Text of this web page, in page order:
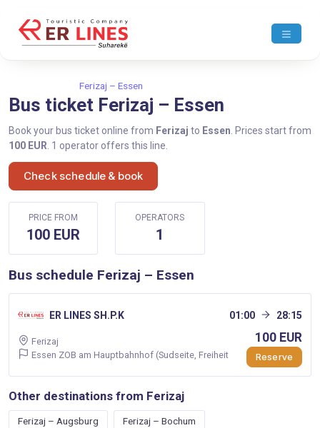
Ferizaj – Essen
Bus ticket Ferizaj – Essen
Book your bus ticket online from Ferizaj to Essen . Prices start from
100 EUR . 1 operator offers this line.
Check schedule & book
PRICE FROM
100 EUR
OPERATORS
1
Bus schedule Ferizaj – Essen
ER LINES SH.P.K 01:00 28:15
Ferizaj
Essen ZOB am Hauptbahnhof (Sudseite, Freiheit
100 EUR
Reserve
Other destinations from Ferizaj
Ferizaj – Augsburg Ferizaj – Bochum